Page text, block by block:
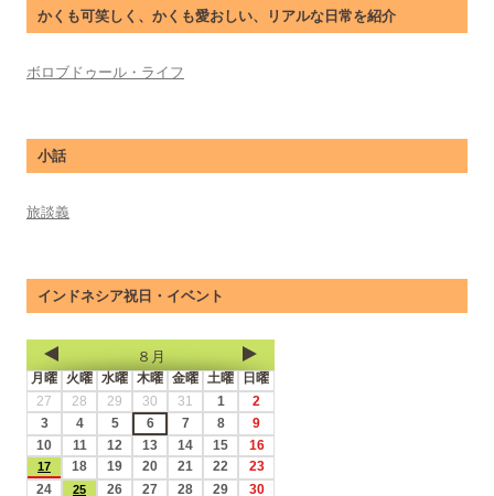
かくも可笑しく、かくも愛おしい、リアルな日常を紹介
ボロブドゥール・ライフ
小話
旅談義
インドネシア祝日・イベント
８月
月曜 火曜 水曜 木曜 金曜 土曜
日曜
27
28 29 30 31 1
2
3
4 5 6 7 8
9
10
11 12 13 14 15 16
17 18 19 20 21 22
23
24
25 26 27 28 29
30